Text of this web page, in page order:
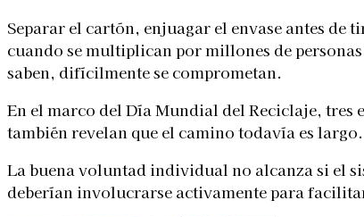
Separar el cartón, enjuagar el envase antes de
cuando se multiplican por millones de
saben, difícilmente se comprometan.
En el marco del Día Mundial del Reciclaje, tres
también revelan que el camino todavía es largo.
La buena voluntad individual no alcanza si el
deberían involucrarse activamente para